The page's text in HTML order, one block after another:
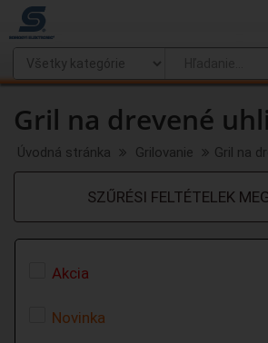
Gril na drevené
Úvodná stránka Grilovanie Gril na
SZŰRÉSI FELTÉTELEK
Akcia
Novinka